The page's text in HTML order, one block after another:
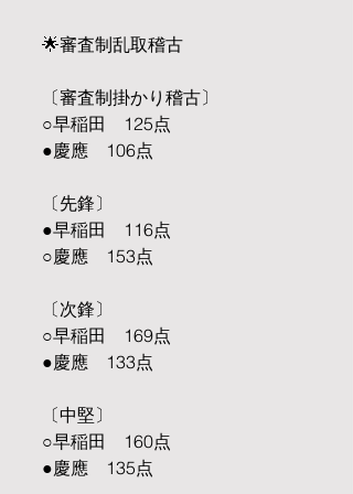
🌟審査制乱取稽古
〔審査制掛かり稽古〕
○早稲田　125点
●慶應　106点
〔先鋒〕
●早稲田　116点
○慶應　153点
〔次鋒〕
○早稲田　169点
●慶應　133点
〔中堅〕
○早稲田　160点
●慶應　135点